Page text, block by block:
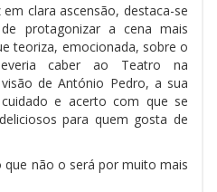
em clara ascensão, destaca-se
protagonizar a cena mais
teoriza, emocionada, sobre o
caber ao Teatro na
de António Pedro, a sua
e acerto com que se
para quem gosta de
não o será por muito mais